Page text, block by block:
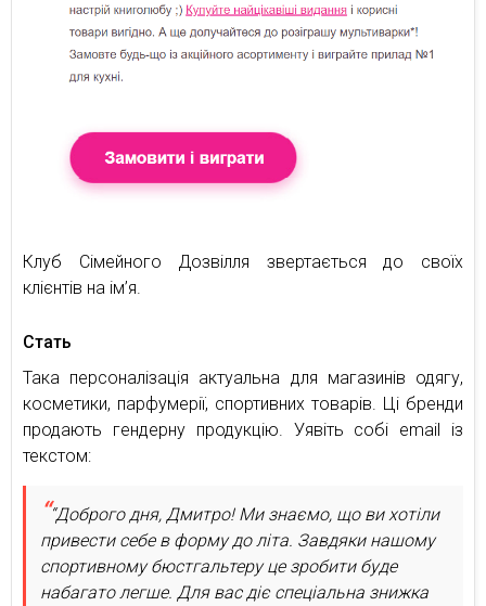
Клуб Сімейного Дозвілля звертається до своїх
клієнтів на ім’я.
Стать
Така персоналізація актуальна для магазинів одягу,
косметики, парфумерії, спортивних товарів. Ці бренди
продають гендерну продукцію. Уявіть собі email із
текстом:
“Доброго дня, Дмитро! Ми знаємо, що ви хотіли
привести себе в форму до літа. Завдяки нашому
спортивному бюстгальтеру це зробити буде
набагато легше. Для вас діє спеціальна знижка